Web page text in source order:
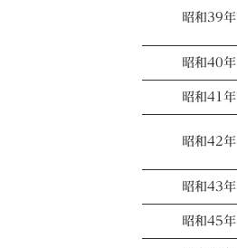
昭和39年
昭和40年
昭和41年
昭和42年
昭和43年
昭和45年